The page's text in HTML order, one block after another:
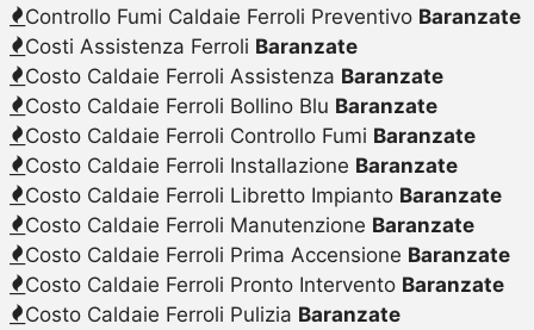
Controllo Fumi Caldaie Ferroli Preventivo Baranzate
Costi Assistenza Ferroli Baranzate
Costo Caldaie Ferroli Assistenza Baranzate
Costo Caldaie Ferroli Bollino Blu Baranzate
Costo Caldaie Ferroli Controllo Fumi Baranzate
Costo Caldaie Ferroli Installazione Baranzate
Costo Caldaie Ferroli Libretto Impianto Baranzate
Costo Caldaie Ferroli Manutenzione Baranzate
Costo Caldaie Ferroli Prima Accensione Baranzate
Costo Caldaie Ferroli Pronto Intervento Baranzate
Costo Caldaie Ferroli Pulizia Baranzate